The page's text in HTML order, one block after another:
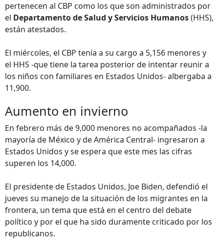
pertenecen al CBP como los que son administrados por
el Departamento de Salud y Servicios Humanos(HHS),
están atestados.
El miércoles, el CBP tenía a su cargo a 5,156 menores y
el HHS -que tiene la tarea posterior de intentar reunir a
los niños con familiares en Estados Unidos- albergaba a
11,900.
Aumento en invierno
En febrero más de 9,000 menores no acompañados -la
mayoría de México y de América Central- ingresaron a
Estados Unidos y se espera que este mes las cifras
superen los 14,000.
El presidente de Estados Unidos, Joe Biden, defendió el
jueves su manejo de la situación de los migrantes en la
frontera, un tema que está en el centro del debate
político y por el que ha sido duramente criticado por los
republicanos.